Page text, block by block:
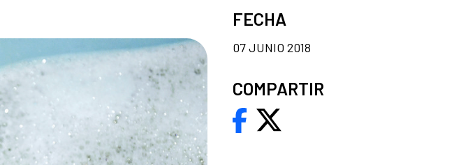
FECHA
07 JUNIO 2018
COMPARTIR